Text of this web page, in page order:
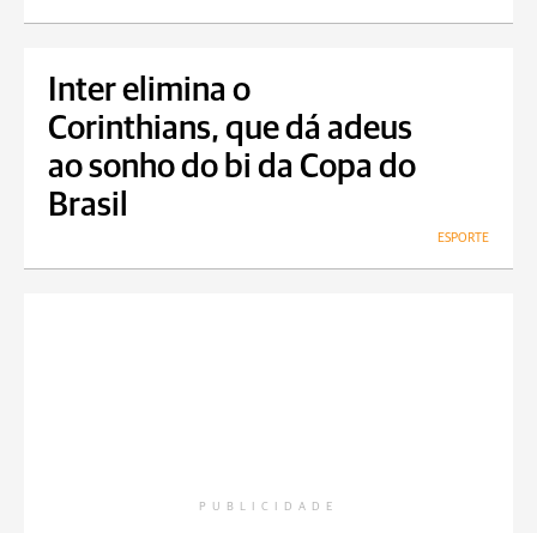
Inter elimina o
Corinthians, que dá adeus
ao sonho do bi da Copa do
Brasil
ESPORTE
PUBLICIDADE